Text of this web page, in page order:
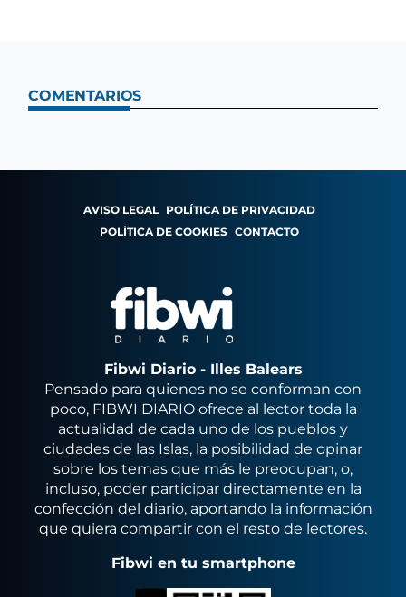
COMENTARIOS
AVISO LEGAL POLÍTICA DE PRIVACIDAD
POLÍTICA DE COOKIES CONTACTO
Fibwi Diario - Illes Balears
Pensado para quienes no se conforman con
poco, FIBWI DIARIO ofrece al lector toda la
actualidad de cada uno de los pueblos y
ciudades de las Islas, la posibilidad de opinar
sobre los temas que más le preocupan, o,
incluso, poder participar directamente en la
confección del diario, aportando la información
que quiera compartir con el resto de lectores.
Fibwi en tu smartphone